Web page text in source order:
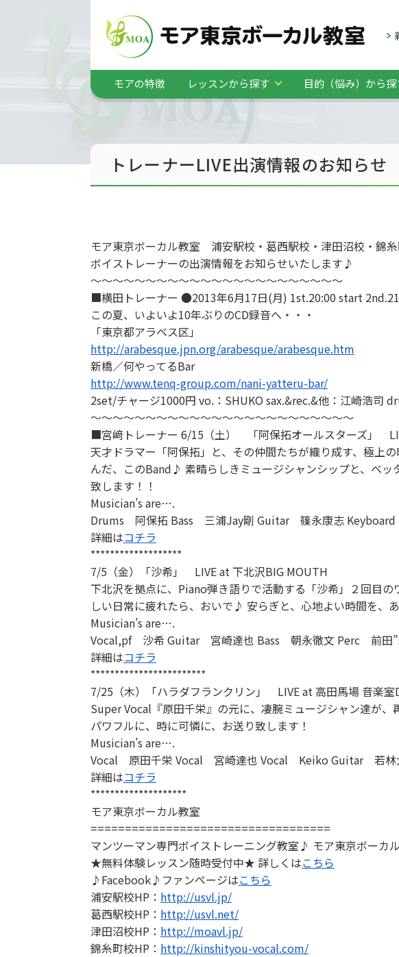
モアの特徴 レッスンから探す 目的（悩み）から探
トレーナーLIVE出演情報のお知らせ
モア東京ボーカル教室 浦安駅校・葛西駅校・津田沼校・錦
ボイストレーナーの出演情報をお知らせいたします♪
～～～～～～～～～～～～～～～～～～～～～～～
■横田トレーナー ●2013年6月17日(月) 1st.20:00 start
この夏、いよいよ10年ぶりのCD録音へ・・・
「東京都アラベス区」
http://arabesque.jpn.org/arabesque/arabesque.htm
新橋／何やってるBar
http://www.tenq-group.com/nani-yatteru-bar/
2set/チャージ1000円 vo.：SHUKO sax.&rec.&他：江崎浩司
～～～～～～～～～～～～～～～～～～～～～～～～
■宮﨑トレーナー 6/15（土） 「阿保拓オールスターズ」
天才ドラマー「阿保拓」と、その仲間たちが織り成す、極上
んだ、このBand♪ 素晴らしきミュージシャンシップと、ベッ
致します！！
Musician’s are….
Drums 阿保拓 Bass 三浦Jay剛 Guitar 篠永康志
詳細はコチラ
*******************
7/5（金）「沙希」 LIVE at 下北沢BIG MOUTH
下北沢を拠点に、Piano弾き語りで活動する「沙希」２回目
しい日常に疲れたら、おいで♪ 安らぎと、心地よい時間を、あ
Musician’s are….
Vocal,pf 沙希 Guitar 宮崎達也 Bass 朝永徹文 Perc 前田
詳細はコチラ
************************
7/25（木）「ハラダフランクリン」 LIVE at 高田馬場 音楽室
Super Vocal『原田千栄』の元に、凄腕ミュージシャン達が
パワフルに、時に可憐に、お送り致します！
Musician’s are….
Vocal 原田千栄 Vocal 宮崎達也 Vocal Keiko Guitar 若林
詳細はコチラ
********************
モア東京ボーカル教室
===================================
マンツーマン専門ボイストレーニング教室♪ モア東京ボーカ
★無料体験レッスン随時受付中★ 詳しくはこちら
♪Facebook♪ファンページはこちら
浦安駅校HP： http://usvl.jp/
葛西駅校HP： http://usvl.net/
津田沼校HP： http://moavl.jp/
錦糸町校HP： http://kinshityou-vocal.com/